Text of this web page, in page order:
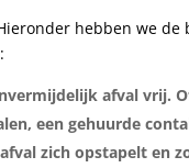
hebben we de
afval vrij.
een gehuurde
zich opstapelt en